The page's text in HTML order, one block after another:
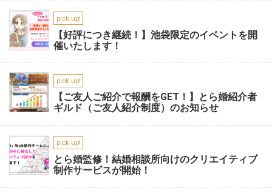
pick up!
【好評につき継続！】池袋限定のイベントを開
催いたします！
pick up!
【ご友人ご紹介で報酬をGET！】とら婚紹介者
ギルド（ご友人紹介制度）のお知らせ
pick up!
とら婚監修！結婚相談所向けのクリエイティブ
制作サービスが開始！